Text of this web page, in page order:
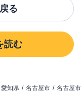
る
読む
愛知県 名古屋市 名古屋